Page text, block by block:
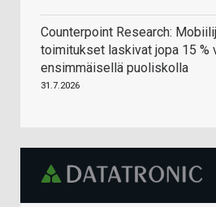
Counterpoint Research:
toimitukset laskivat jopa 15 %
ensimmäisellä puoliskolla
31.7.2026